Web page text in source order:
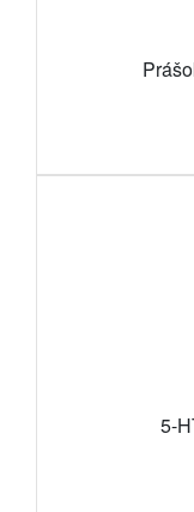
5-